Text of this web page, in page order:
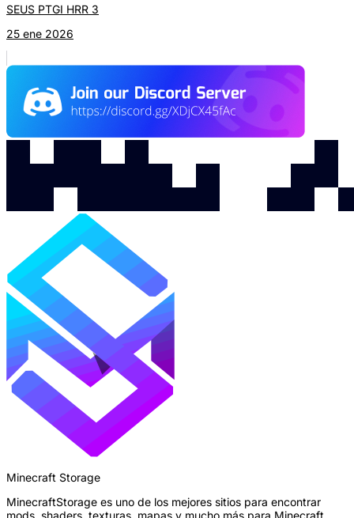
SEUS PTGI HRR 3
25 ene 2026
Minecraft Storage
MinecraftStorage es uno de los mejores sitios para encontrar
mods, shaders, texturas, mapas y mucho más para Minecraft.